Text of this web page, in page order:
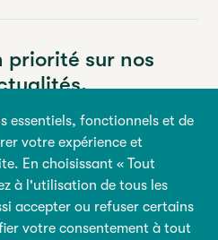
essentiels, fonctionnels et de
votre expérience et
En choisissant « Tout
à l'utilisation de tous les
accepter ou refuser certains
votre consentement à tout
priorité sur nos
Nom